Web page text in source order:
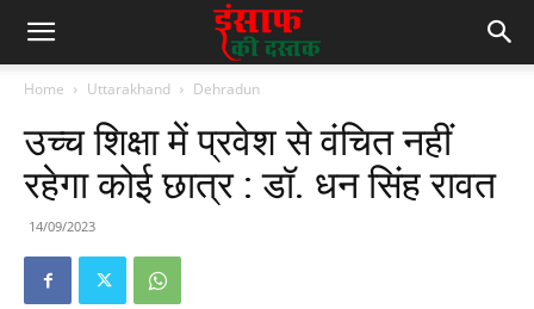
Home Uttarakhand Dehradun
उच्च शिक्षा में प्रवेश से वंचित नहीं
रहेगा कोई छात्र : डॉ. धन सिंह रावत
14/09/2023